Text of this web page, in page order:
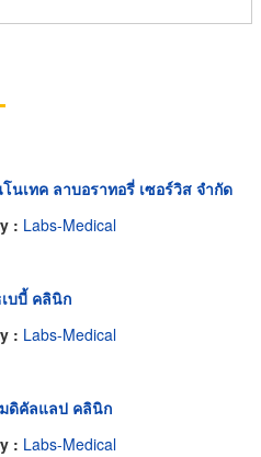
นเทค ลาบอราทอรี่ เซอร์วิส จำกัด
: Labs-Medical
บบี้ คลินิก
: Labs-Medical
มดิคัลแลป คลินิก
: Labs-Medical